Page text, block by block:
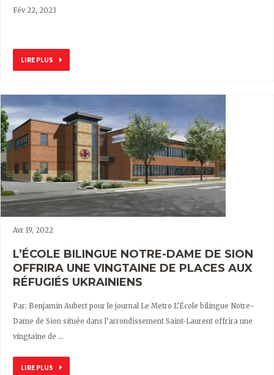
Fév 22, 2023
LIRE PLUS
Avr 19, 2022
L’ÉCOLE BILINGUE NOTRE-DAME DE SION
OFFRIRA UNE VINGTAINE DE PLACES AUX
RÉFUGIÉS UKRAINIENS
Par: Benjamin Aubert pour le journal Le Metro L’École bilingue Notre-
Dame de Sion située dans l’arrondissement Saint-Laurent offrira une
vingtaine de …
LIRE PLUS